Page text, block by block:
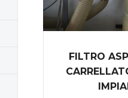
FILTRO